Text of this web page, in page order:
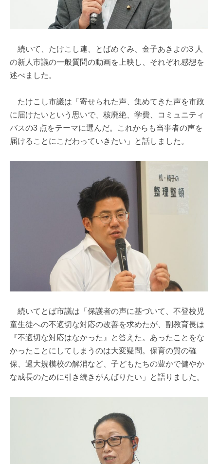
続いて、たけこし連、とばめぐみ、金子あきよの3 人
の新人市議の一般質問の動画を上映し、それぞれ感想を
述べました。
たけこし市議は「寄せられた声、集めてきた声を市政
に届けたいという思いで、核廃絶、学費、コミュニティ
バスの3 点をテーマに選んだ。これからも当事者の声を
届けることにこだわっていきたい」と話しました。
続いてとば市議は「保護者の声に基づいて、不登校児
童生徒への不適切な対応の改善を求めたが、副教育長は
『不適切な対応はなかった』と答えた。あったことをな
かったことにしてしまうのは大変疑問。保育の質の確
保、過大規模校の解消など、子どもたちの豊かで健やか
な成長のために引き続きがんばりたい」と語りました。